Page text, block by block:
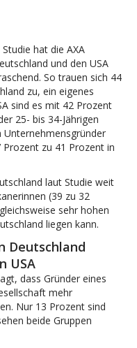
hat die AXA
und den USA
So trauen sich 44
zu, ein eigenes
sind es mit 42 Prozent
25- bis 34-Jährigen
zu 41 Prozent in
laut Studie weit
(39 zu 32
sehr hohen
liegen kann.
Deutschland
USA
dass Gründer eines
mehr
Nur 13 Prozent sind
beide Gruppen